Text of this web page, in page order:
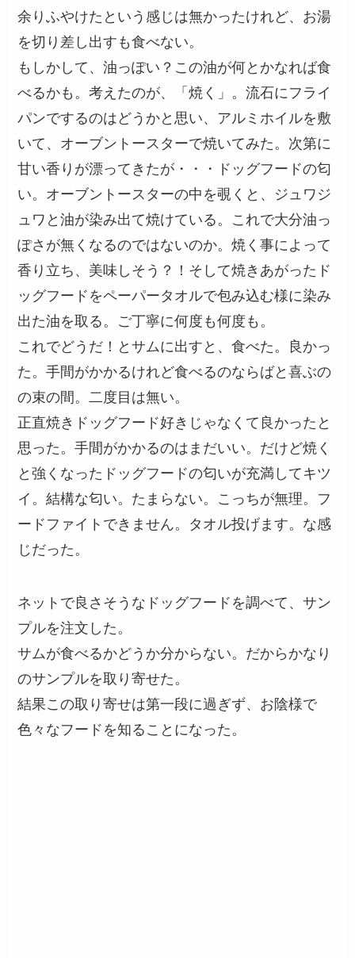
余りふやけたという感じは無かったけれど、お湯
を切り差し出すも食べない。
もしかして、油っぽい？この油が何とかなれば食
べるかも。考えたのが、「焼く」。流石にフライ
パンでするのはどうかと思い、アルミホイルを敷
いて、オーブントースターで焼いてみた。次第に
甘い香りが漂ってきたが・・・ドッグフードの匂
い。オーブントースターの中を覗くと、ジュワジ
ュワと油が染み出て焼けている。これで大分油っ
ぽさが無くなるのではないのか。焼く事によって
香り立ち、美味しそう？！そして焼きあがったド
ッグフードをペーパータオルで包み込む様に染み
出た油を取る。ご丁寧に何度も何度も。
これでどうだ！とサムに出すと、食べた。良かっ
た。手間がかかるけれど食べるのならばと喜ぶの
の束の間。二度目は無い。
正直焼きドッグフード好きじゃなくて良かったと
思った。手間がかかるのはまだいい。だけど焼く
と強くなったドッグフードの匂いが充満してキツ
イ。結構な匂い。たまらない。こっちが無理。フ
ードファイトできません。タオル投げます。な感
じだった。
ネットで良さそうなドッグフードを調べて、サン
プルを注文した。
サムが食べるかどうか分からない。だからかなり
のサンプルを取り寄せた。
結果この取り寄せは第一段に過ぎず、お陰様で
色々なフードを知ることになった。